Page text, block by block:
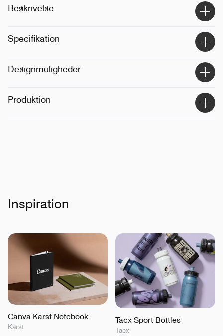
Beskrivelse
Specifikation
Materiale:Rustfrit stål
Designmuligheder
Metode:Sublimering
Produktion
Inspiration
Canva Karst Notebook
Karst
Tacx Sport Bottles
Tacx